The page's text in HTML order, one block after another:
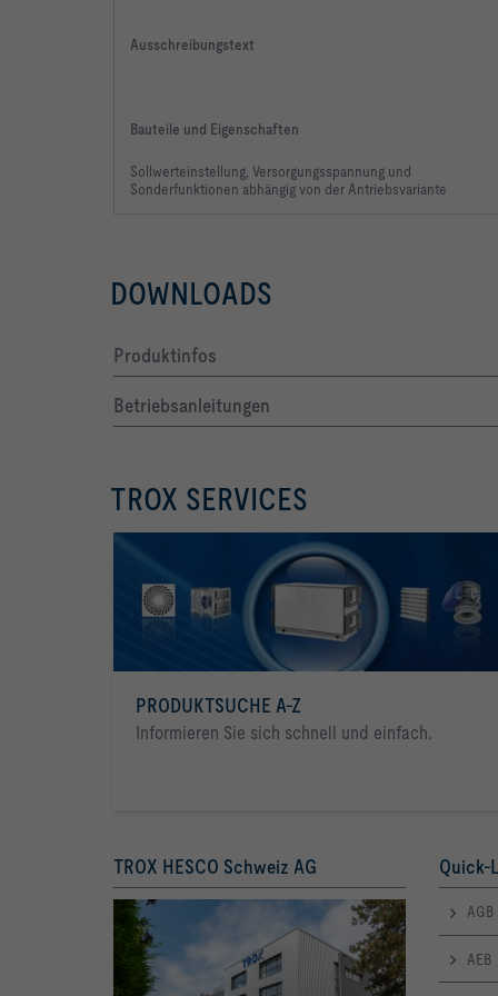
Ausschreibungstext
Bauteile und Eigenschaften
Sollwerteinstellung, Versorgungsspannung und
Sonderfunktionen abhängigvon der Antriebsvariante
DOWNLOADS
Produktinfos
Betriebsanleitungen
TROX SERVICES
PRODUKTSUCHE A-Z
Informieren Sie sich schnell und einfach.
TROX HESCO Schweiz AG Quick-
AGB
AEB